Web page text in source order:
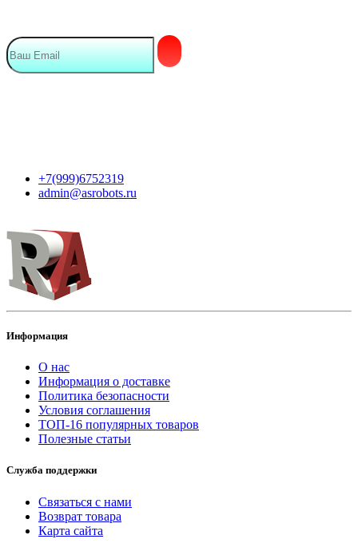
+7(999)6752319
admin@asrobots.ru
Информация
О нас
Информация о доставке
Политика безопасности
Условия соглашения
ТОП-16 популярных товаров
Полезные статьи
Служба поддержки
Связаться с нами
Возврат товара
Карта сайта